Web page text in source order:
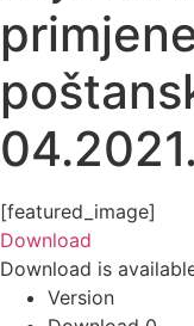
[featured_image]
Download
Download is
Version